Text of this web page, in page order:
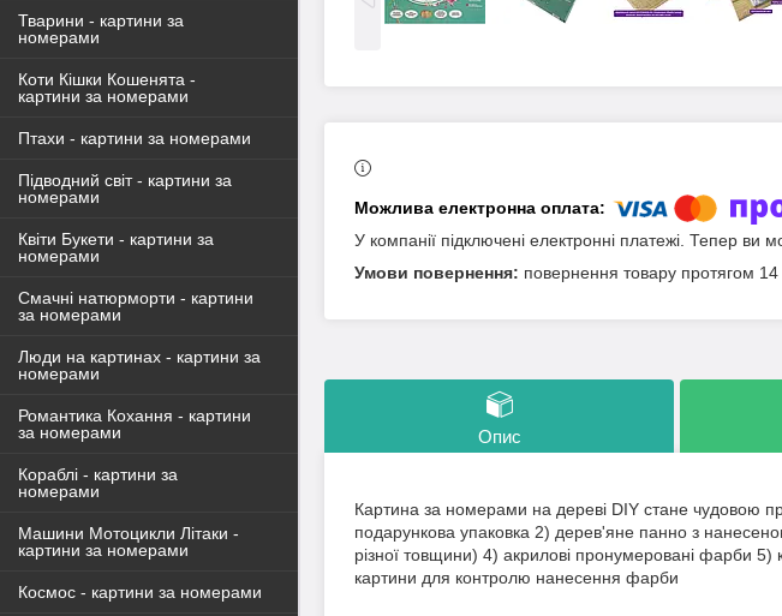
У компанії підключені електронні платежі. Тепер
повернення товару протягом 14
Опис
Картина за номерами на дереві DIY стане чудовою
подарункова упаковка 2) дерев'яне панно з
різної товщини) 4) акрилові пронумеровані фарби 5)
картини для контролю нанесення фарби
Тварини - картини за
номерами
Коти Кішки Кошенята -
картини за номерами
Птахи - картини за номерами
Підводний світ - картини за
номерами
Квіти Букети - картини за
номерами
Смачні натюрморти - картини
за номерами
Люди на картинах - картини за
номерами
Романтика Кохання - картини
за номерами
Кораблі - картини за
номерами
Машини Мотоцикли Літаки -
картини за номерами
Космос - картини за номерами